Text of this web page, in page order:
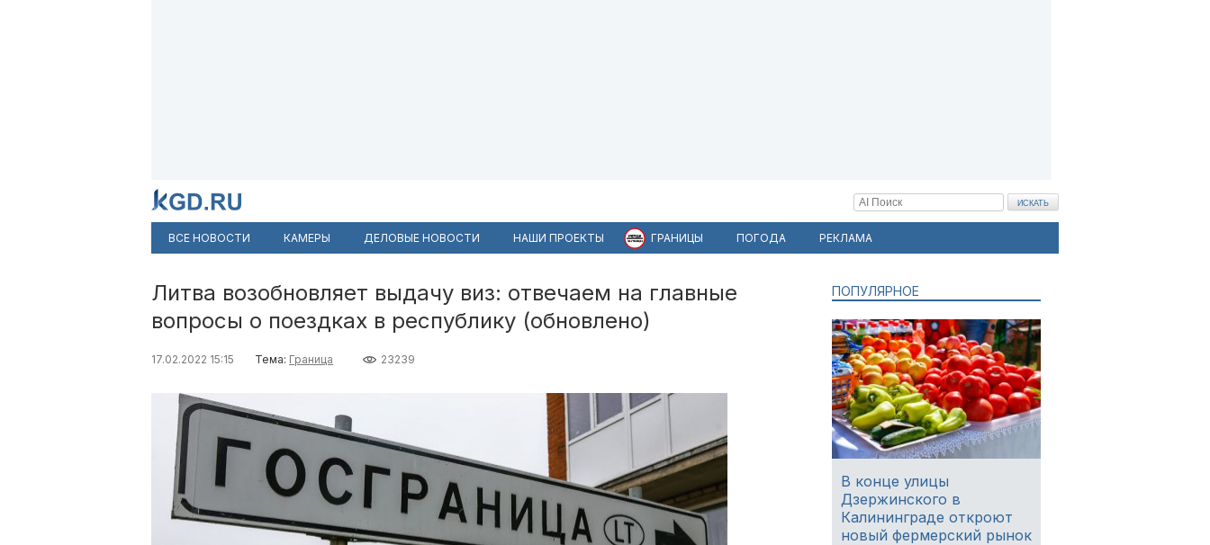
ВСЕ НОВОСТИ КАМЕРЫ ДЕЛОВЫЕ НОВОСТИ НАШИ ПРОЕКТЫ ГРАНИЦЫ ПОГОДА РЕКЛАМА
Литва возобновляет выдачу виз: отвечаем на главные
вопросы о поездках в республику (обновлено)
17.02.2022 15:15 Тема: Граница 23239
ПОПУЛЯРНОЕ
В конце улицы
Дзержинского в
Калининграде откроют
новый фермерский рынок